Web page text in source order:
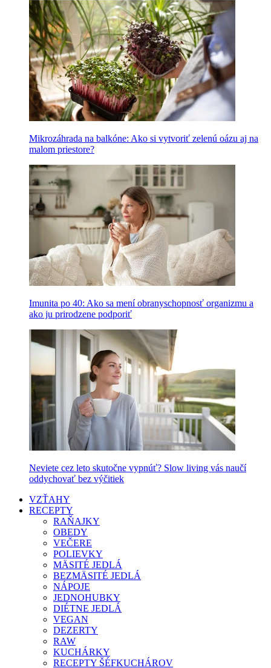
Mikrozáhrada na balkóne: Ako si vytvoriť zelenú oázu aj na
malom priestore?
Imunita po 40: Ako sa mení obranyschopnosť organizmu a
ako ju prirodzene podporiť
Neviete cez leto skutočne vypnúť? Slow living vás naučí
oddychovať bez výčitiek
VZŤAHY
RECEPTY
RAŇAJKY
OBEDY
VEČERE
POLIEVKY
MÄSITÉ JEDLÁ
BEZMÄSITÉ JEDLÁ
NÁPOJE
JEDNOHUBKY
DIÉTNE JEDLÁ
VEGAN
DEZERTY
RAW
KUCHÁRKY
RECEPTY ŠÉFKUCHÁROV